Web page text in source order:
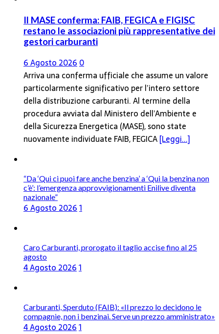
Il MASE conferma: FAIB, FEGICA e FIGISC
restano le associazioni più rappresentative dei
gestori carburanti
6 Agosto 2026 0
Arriva una conferma ufficiale che assume un valore
particolarmente significativo per l’intero settore
della distribuzione carburanti. Al termine della
procedura avviata dal Ministero dell’Ambiente e
della Sicurezza Energetica (MASE), sono state
nuovamente individuate FAIB, FEGICA[Leggi...]
“Da ‘Qui ci puoi fare anche benzina’ a ‘Qui la benzina non
c’è’: l’emergenza approvvigionamenti Enilive diventa
nazionale”
6 Agosto 20261
Caro Carburanti, prorogato il taglio accise fino al 25
agosto
4 Agosto 20261
Carburanti, Sperduto (FAIB): «Il prezzo lo decidono le
compagnie, non i benzinai. Serve un prezzo amministrato»
4 Agosto 20261